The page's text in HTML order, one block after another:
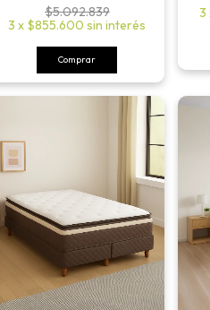
$5.092.839
3 x $855.600 sin interés
Comprar
3